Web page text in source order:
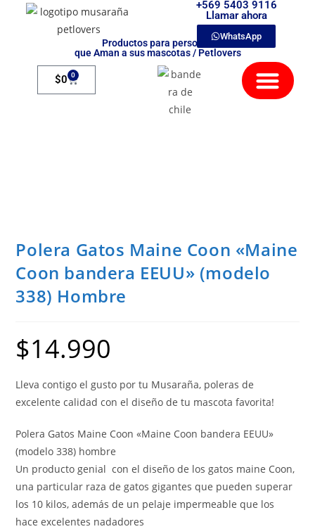
+569 5403 9116
Llamar ahora
WhatsApp
Productos para personas
que Aman a sus mascotas / Petlovers
$0 0
Polera Gatos Maine Coon «Maine
Coon bandera EEUU» (modelo
338) Hombre
$14.990
Lleva contigo el gusto por tu Musaraña, poleras de
excelente calidad con el diseño de tu mascota favorita!
Polera Gatos Maine Coon «Maine Coon bandera EEUU»
(modelo 338) hombre
Un producto genial con el diseño de los gatos maine Coon,
una particular raza de gatos gigantes que pueden superar
los 10 kilos, además de un pelaje impermeable que los
hace excelentes nadadores